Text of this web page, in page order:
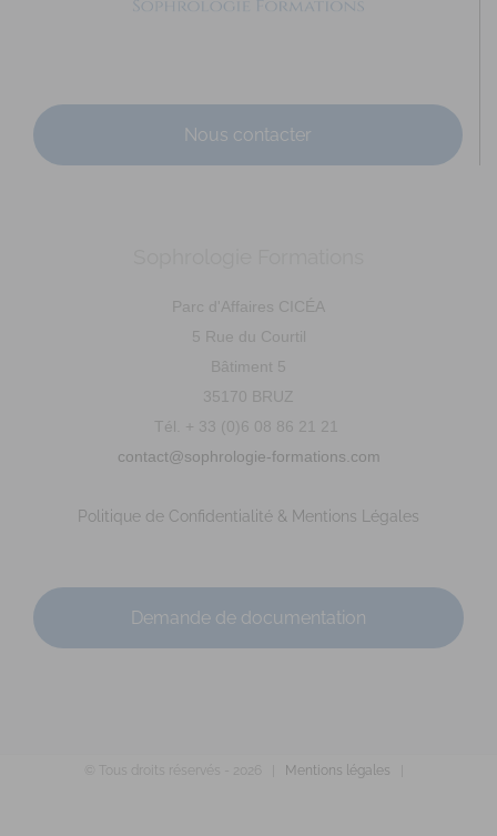
Nous contacter
Parc d'Affaires CICÉA
5 Rue du Courtil
Bâtiment 5
35170 BRUZ
Tél. + 33 (0)6 08 86 21 21
contact@sophrologie-formations.com
Politique de Confidentialité & Mentions Légales
Demande de documentation
© Tous droits réservés - Mentions légales